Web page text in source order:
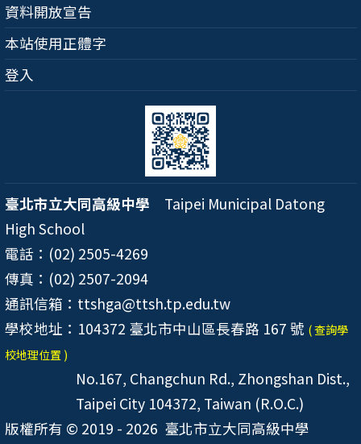
資料開放宣告
本站使用正體字
登入
臺北市立大同高級中學 Taipei Municipal Datong
High School
電話：(02) 2505-4269
傳真：(02) 2507-2094
通訊信箱：ttshga@ttsh.tp.edu.tw
學校地址：104372 臺北市中山區長春路 167 號 ( 查詢學
校地理位置 )
No.167, Changchun Rd., Zhongshan Dist.,
Taipei City 104372, Taiwan (R.O.C.)
版權所有 © 2019 - 2026 臺北市立大同高級中學